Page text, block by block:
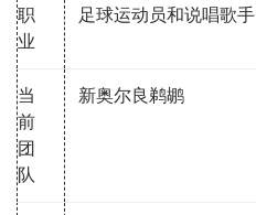
职
业
足球运动员和说唱歌手
当
前
团
队
新奥尔良鹈鹕